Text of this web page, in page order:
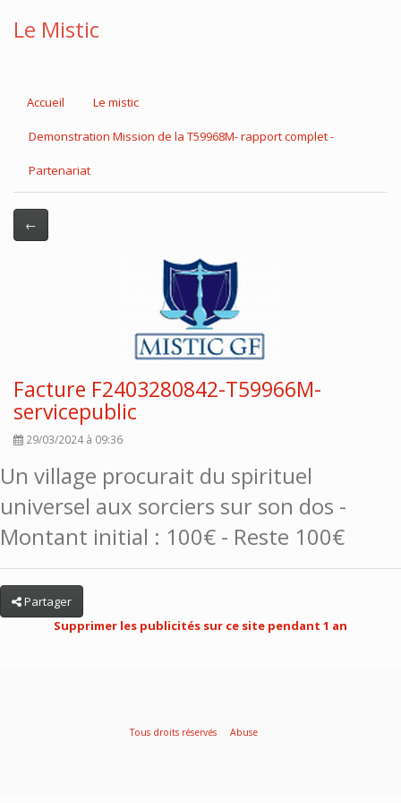
Le Mistic
Accueil Le mistic
Demonstration Mission de la T59968M- rapport complet -
Partenariat
←
Facture F2403280842-T59966M-
servicepublic
29/03/2024 à 09:36
Un village procurait du spirituel
universel aux sorciers sur son dos -
Montant initial : 100€ - Reste 100€
Partager
Supprimer les publicités sur ce site pendant 1 an
Tous droits réservés Abuse